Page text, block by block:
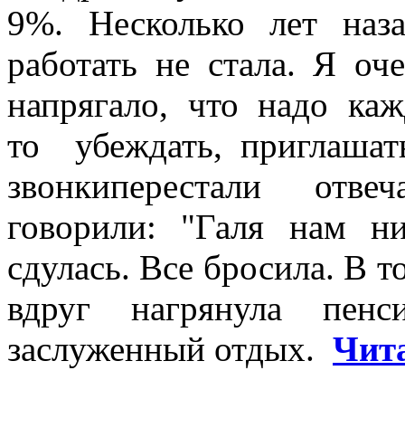
9%. Несколько лет
работать не стала. Я
напрягало, что надо
то убеждать,
звонкиперестали
говорили: "Галя нам
сдулась. Все бросила. В
вдруг нагрянула
заслуженный отдых.